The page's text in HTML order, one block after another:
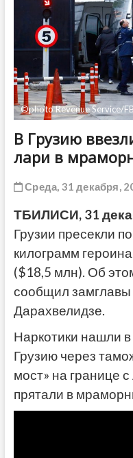
©photo Revenue Service/
В Грузию
лари в
Среда, 31 декабря,
ТБИЛИСИ, 31
Грузии пресекли
килограмм
($18,5 млн). Об
сообщил
Дарахвелидзе.
Наркотики нашли
Грузию через
мост» на границе
прятали в